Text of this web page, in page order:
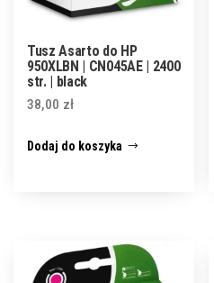
Tusz Asarto do HP
950XLBN | CN045AE | 2400
str. | black
38,00 zł
Dodaj do koszyka